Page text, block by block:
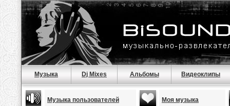
Музыка Dj Mixes Альбомы Видеоклипы
Музыка пользователей Моя музыка